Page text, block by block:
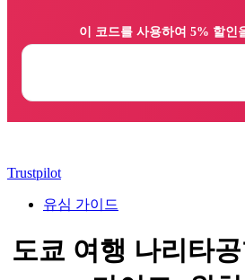
Trustpilot
유심 가이드
도쿄 여행 나리타